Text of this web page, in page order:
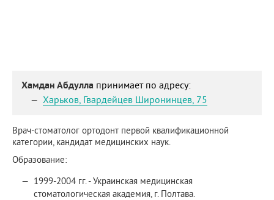
Хамдан Абдулла принимает по адресу:
Харьков, Гвардейцев Широнинцев, 75
Врач-стоматолог ортодонт первой квалификационной
категории, кандидат медицинских наук.
Образование:
1999-2004 гг. - Украинская медицинская
стоматологическая академия, г. Полтава.